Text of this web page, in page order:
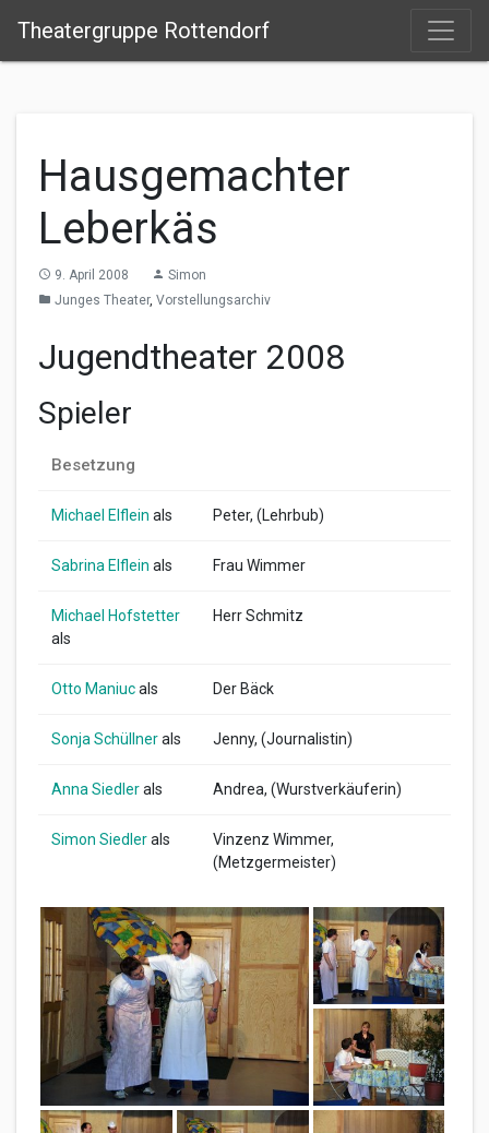
Theatergruppe Rottendorf
Hausgemachter
Leberkäs
access_time 9. April 2008 person Simon
folder Junges Theater,Vorstellungsarchiv
Jugendtheater 2008
Spieler
Besetzung
Michael Elflein als Peter, (Lehrbub)
Sabrina Elflein als Frau Wimmer
Michael Hofstetter
als
Herr Schmitz
Otto Maniucals Der Bäck
Sonja Schüllnerals Jenny, (Journalistin)
Anna Siedlerals Andrea, (Wurstverkäuferin)
Simon Siedlerals
Vinzenz Wimmer,
(Metzgermeister)